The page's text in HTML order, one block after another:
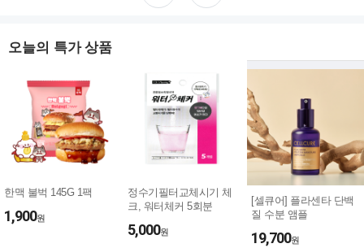
오늘의 특가 상품
한맥 불벅 145G 1팩
1,900원
정수기필터교체시기 체
크, 워터체커 5회분
5,000원
[셀큐어] 플라센타 단백
질 수분 앰플
19,700원